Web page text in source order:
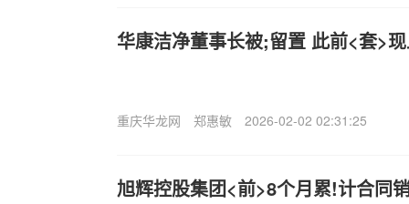
华康洁净董事长被;留置 此前<套>
重庆华龙网 郑惠敏 2026-02-02 02:31:25
旭辉控股集团<前>8个月累!计合同